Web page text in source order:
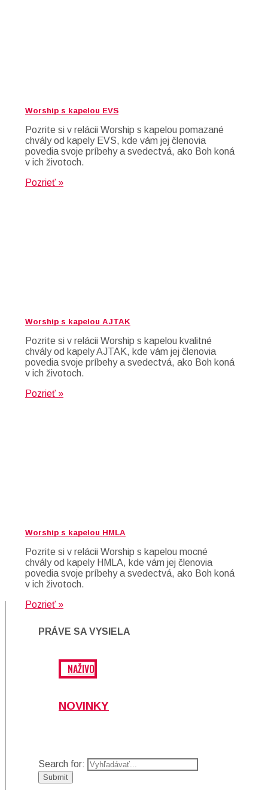
Worship s kapelou EVS
Pozrite si v relácii Worship s kapelou pomazané
chvály od kapely EVS, kde vám jej členovia
povedia svoje príbehy a svedectvá, ako Boh koná
v ich životoch.
Pozrieť »
Worship s kapelou AJTAK
Pozrite si v relácii Worship s kapelou kvalitné
chvály od kapely AJTAK, kde vám jej členovia
povedia svoje príbehy a svedectvá, ako Boh koná
v ich životoch.
Pozrieť »
Worship s kapelou HMLA
Pozrite si v relácii Worship s kapelou mocné
chvály od kapely HMLA, kde vám jej členovia
povedia svoje príbehy a svedectvá, ako Boh koná
v ich životoch.
Pozrieť »
PRÁVE SA VYSIELA
NAŽIVO
NOVINKY
Search for: